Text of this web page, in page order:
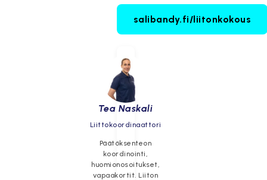
salibandy.fi/liitonkokous
Tea Naskali
Liittokoordinaattori
Päätöksenteon
koordinointi,
huomionosoitukset,
vapaakortit. Liiton